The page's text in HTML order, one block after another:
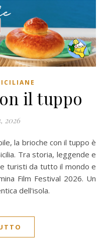
il tuppo
2026
Tra storia, leggende e
turisti da tutto il mondo e
Film Festival 2026. Un
dell'isola.